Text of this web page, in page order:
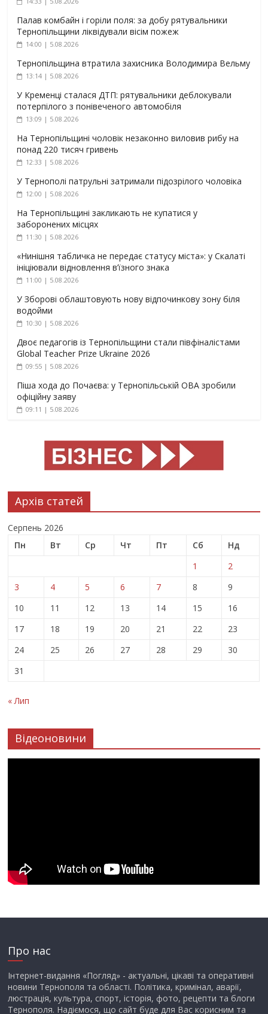
Палав комбайн і горіли поля: за добу рятувальники
Тернопільщини ліквідували вісім пожеж
14:00 | 5.08.2026
Тернопільщина втратила захисника Володимира Вельму
13:14 | 5.08.2026
У Кременці сталася ДТП: рятувальники деблокували
потерпілого з понівеченого автомобіля
13:09 | 5.08.2026
На Тернопільщині чоловік незаконно виловив рибу на
понад 220 тисяч гривень
12:33 | 5.08.2026
У Тернополі патрульні затримали підозрілого чоловіка
12:00 | 5.08.2026
На Тернопільщині закликають не купатися у
заборонених місцях
11:30 | 5.08.2026
«Нинішня табличка не передає статусу міста»: у Скалаті
ініціювали відновлення в’їзного знака
11:00 | 5.08.2026
У Зборові облаштовують нову відпочинкову зону біля
водойми
10:30 | 5.08.2026
Двоє педагогів із Тернопільщини стали півфіналістами
Global Teacher Prize Ukraine 2026
09:55 | 5.08.2026
Піша хода до Почаєва: у Тернопільській ОВА зробили
офіційну заяву
09:11 | 5.08.2026
Архів статей
Серпень 2026
Пн
Вт Ср Чт Пт Сб
Нд
1
2
3
4 5 6 7 8
9
10
11 12 13 14 15
16
17
18 19 20 21 22
23
24
25 26 27 28 29
30
31
« Лип
Відеоновини
Про нас
Інтернет-видання «Погляд» - актуальні, цікаві та оперативні
новини Тернополя та області. Політика, кримінал, аварії,
люстрація, культура, спорт, історія, фото, рецепти та блоги
Тернополя. Надіємося, що сайт буде для Вас корисним та